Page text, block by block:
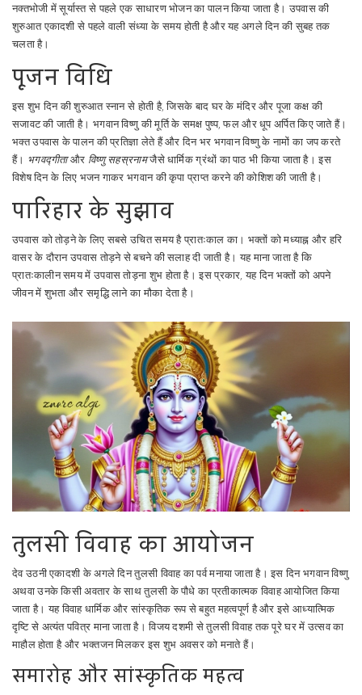
नक्तभोजी में सूर्यास्त से पहले एक साधारण भोजन का पालन किया जाता है। उपवास की
शुरुआत एकादशी से पहले वाली संध्या के समय होती है और यह अगले दिन की सुबह तक
चलता है।
पूजन विधि
इस शुभ दिन की शुरुआत स्नान से होती है, जिसके बाद घर के मंदिर और पूजा कक्ष की
सजावट की जाती है। भगवान विष्णु की मूर्ति के समक्ष पुष्प, फल और धूप अर्पित किए जाते हैं।
भक्त उपवास के पालन की प्रतिज्ञा लेते हैं और दिन भर भगवान विष्णु के नामों का जप करते
हैं। भगवद्गीताऔर विष्णु सहस्रनामजैसे धार्मिक ग्रंथों का पाठ भी किया जाता है। इस
विशेष दिन के लिए भजन गाकर भगवान की कृपा प्राप्त करने की कोशिश की जाती है।
पारिहार के सुझाव
उपवास को तोड़ने के लिए सबसे उचित समय है प्रातःकाल का। भक्तों को मध्याह्न और हरि
वासर के दौरान उपवास तोड़ने से बचने की सलाह दी जाती है। यह माना जाता है कि
प्रातःकालीन समय में उपवास तोड़ना शुभ होता है। इस प्रकार, यह दिन भक्तों को अपने
जीवन में शुभता और समृद्धि लाने का मौका देता है।
तुलसी विवाह का आयोजन
देव उठनी एकादशी के अगले दिन तुलसी विवाह का पर्व मनाया जाता है। इस दिन भगवान विष्णु
अथवा उनके किसी अवतार के साथ तुलसी के पौधे का प्रतीकात्मक विवाह आयोजित किया
जाता है। यह विवाह धार्मिक और सांस्कृतिक रूप से बहुत महत्वपूर्ण है और इसे आध्यात्मिक
दृष्टि से अत्यंत पवित्र माना जाता है। विजय दशमी से तुलसी विवाह तक पूरे घर में उत्सव का
माहौल होता है और भक्तजन मिलकर इस शुभ अवसर को मनाते हैं।
समारोह और सांस्कृतिक महत्व